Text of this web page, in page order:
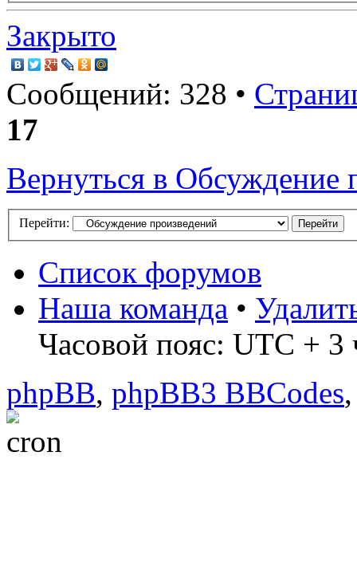
Закрыто
Сообщений: 328 •
17
Вернуться в Обсуждение
Перейти:
Список форумов
Наша команда •
Часовой пояс: UTC + 3
phpBB, phpBB3 BBCodes